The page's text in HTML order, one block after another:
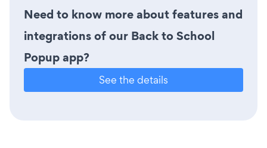
Need to know more about features and
integrations of our Back to School
Popup app?
See the details